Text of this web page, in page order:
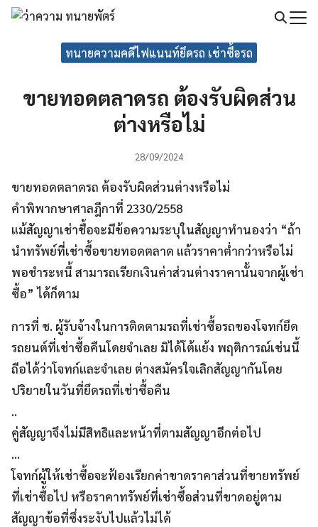
Skip
ทนายความคดีไฟแนนท์ยึดรถ เช่าซื้อรถ
ขายทอดตลาดรถ ต้องรับผิดส่วน
ต่างหรือไม่
28/09/2024
ขายทอดตลาดรถ ต้องรับผิดส่วนต่างหรือไม่
คำพิพากษาศาลฎีกาที่ 2330/2558
แม้สัญญาเช่าชื้อจะมีข้อความระบุในสัญญาทำนองว่า “ถ้า
นำทรัพย์ที่เช่าซื้อขายทอดตลาด แล้วราคาต่ำกว่าหรือไม่
พอชำระหนี้ สามารถเรียกเงินค่าส่วนต่างราคานั้นจากผู้เช่า
ซื้อ” ได้ก็ตาม
การที่ ช. ผู้รับจ้างในการติดตามรถที่เช่าซื้อรถของโจทก์ยึด
รถยนต์ที่เช่าซื้อคืนโดยจำเลย มิได้โต้แย้ง พฤติการณ์เช่นนี้
ถือได้ว่าโจทก์และจำเลย ต่างสมัครใจเลิกสัญญากันโดย
ปริยายในวันที่ยึดรถที่เช่าซื้อคืน
..
คู่สัญญาจึงไม่มีสิทธิและหน้าที่ตามสัญญาอีกต่อไป
…
โจทก์ผู้ให้เช่าซื้อจะฟ้องเรียกค่าขาดราคาส่วนที่ขายทรัพย์
ที่เช่าซื้อไป หรือราคาทรัพย์ที่เช่าซื้อส่วนที่ขาดอยู่ตาม
สัญญาข้อที่ซึ่งระงับไปแล้วไม่ได้